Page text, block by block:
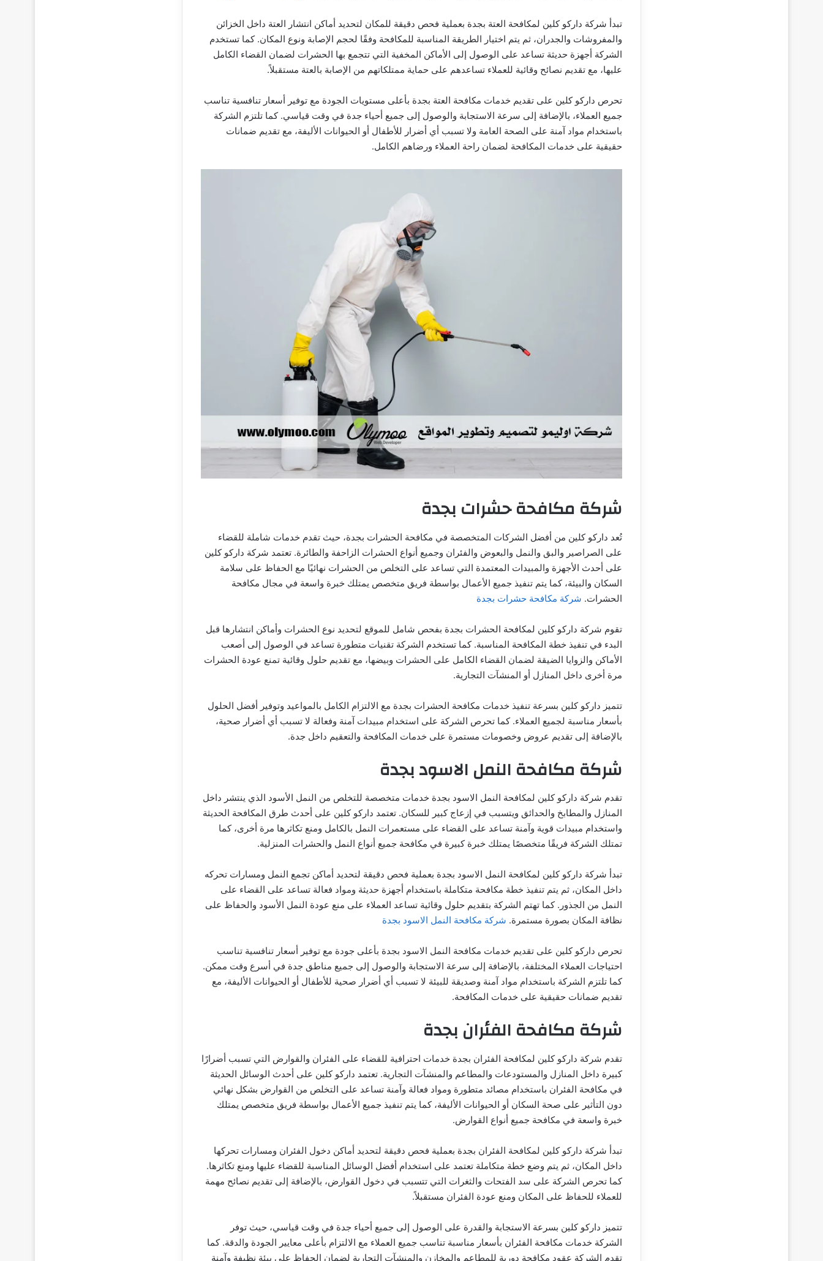
تبدأ شركة داركو كلين لمكافحة العتة بجدة بعملية فحص دقيقة للمكان لتحديد أماكن انتشار العتة داخل الخزائن
والمفروشات والجدران، ثم يتم اختيار الطريقة المناسبة للمكافحة وفقًا لحجم الإصابة ونوع المكان. كما تستخدم
الشركة أجهزة حديثة تساعد على الوصول إلى الأماكن المخفية التي تتجمع بها الحشرات لضمان القضاء الكامل
عليها، مع تقديم نصائح وقائية للعملاء تساعدهم على حماية ممتلكاتهم من الإصابة بالعتة مستقبلاً.
تحرص داركو كلين على تقديم خدمات مكافحة العتة بجدة بأعلى مستويات الجودة مع توفير أسعار تنافسية تناسب
جميع العملاء، بالإضافة إلى سرعة الاستجابة والوصول إلى جميع أحياء جدة في وقت قياسي. كما تلتزم الشركة
باستخدام مواد آمنة على الصحة العامة ولا تسبب أي أضرار للأطفال أو الحيوانات الأليفة، مع تقديم ضمانات
حقيقية على خدمات المكافحة لضمان راحة العملاء ورضاهم الكامل.
شركة مكافحة حشرات بجدة
تُعد داركو كلين من أفضل الشركات المتخصصة في مكافحة الحشرات بجدة، حيث تقدم خدمات شاملة للقضاء
على الصراصير والبق والنمل والبعوض والفئران وجميع أنواع الحشرات الزاحفة والطائرة. تعتمد شركة داركو كلين
على أحدث الأجهزة والمبيدات المعتمدة التي تساعد على التخلص من الحشرات نهائيًا مع الحفاظ على سلامة
السكان والبيئة، كما يتم تنفيذ جميع الأعمال بواسطة فريق متخصص يمتلك خبرة واسعة في مجال مكافحة
الحشرات. شركة مكافحة حشرات بجدة
تقوم شركة داركو كلين لمكافحة الحشرات بجدة بفحص شامل للموقع لتحديد نوع الحشرات وأماكن انتشارها قبل
البدء في تنفيذ خطة المكافحة المناسبة. كما تستخدم الشركة تقنيات متطورة تساعد في الوصول إلى أصعب
الأماكن والزوايا الضيقة لضمان القضاء الكامل على الحشرات وبيضها، مع تقديم حلول وقائية تمنع عودة الحشرات
مرة أخرى داخل المنازل أو المنشآت التجارية.
تتميز داركو كلين بسرعة تنفيذ خدمات مكافحة الحشرات بجدة مع الالتزام الكامل بالمواعيد وتوفير أفضل الحلول
بأسعار مناسبة لجميع العملاء. كما تحرص الشركة على استخدام مبيدات آمنة وفعالة لا تسبب أي أضرار صحية،
بالإضافة إلى تقديم عروض وخصومات مستمرة على خدمات المكافحة والتعقيم داخل جدة.
شركة مكافحة النمل الاسود بجدة
تقدم شركة داركو كلين لمكافحة النمل الاسود بجدة خدمات متخصصة للتخلص من النمل الأسود الذي ينتشر داخل
المنازل والمطابخ والحدائق ويتسبب في إزعاج كبير للسكان. تعتمد داركو كلين على أحدث طرق المكافحة الحديثة
واستخدام مبيدات قوية وآمنة تساعد على القضاء على مستعمرات النمل بالكامل ومنع تكاثرها مرة أخرى، كما
تمتلك الشركة فريقًا متخصصًا يمتلك خبرة كبيرة في مكافحة جميع أنواع النمل والحشرات المنزلية.
تبدأ شركة داركو كلين لمكافحة النمل الاسود بجدة بعملية فحص دقيقة لتحديد أماكن تجمع النمل ومسارات تحركه
داخل المكان، ثم يتم تنفيذ خطة مكافحة متكاملة باستخدام أجهزة حديثة ومواد فعالة تساعد على القضاء على
النمل من الجذور. كما تهتم الشركة بتقديم حلول وقائية تساعد العملاء على منع عودة النمل الأسود والحفاظ على
نظافة المكان بصورة مستمرة. شركة مكافحة النمل الاسود بجدة
تحرص داركو كلين على تقديم خدمات مكافحة النمل الاسود بجدة بأعلى جودة مع توفير أسعار تنافسية تناسب
احتياجات العملاء المختلفة، بالإضافة إلى سرعة الاستجابة والوصول إلى جميع مناطق جدة في أسرع وقت ممكن.
كما تلتزم الشركة باستخدام مواد آمنة وصديقة للبيئة لا تسبب أي أضرار صحية للأطفال أو الحيوانات الأليفة، مع
تقديم ضمانات حقيقية على خدمات المكافحة.
شركة مكافحة الفئران بجدة
تقدم شركة داركو كلين لمكافحة الفئران بجدة خدمات احترافية للقضاء على الفئران والقوارض التي تسبب أضرارًا
كبيرة داخل المنازل والمستودعات والمطاعم والمنشآت التجارية. تعتمد داركو كلين على أحدث الوسائل الحديثة
في مكافحة الفئران باستخدام مصائد متطورة ومواد فعالة وآمنة تساعد على التخلص من القوارض بشكل نهائي
دون التأثير على صحة السكان أو الحيوانات الأليفة، كما يتم تنفيذ جميع الأعمال بواسطة فريق متخصص يمتلك
خبرة واسعة في مكافحة جميع أنواع القوارض.
تبدأ شركة داركو كلين لمكافحة الفئران بجدة بعملية فحص دقيقة لتحديد أماكن دخول الفئران ومسارات تحركها
داخل المكان، ثم يتم وضع خطة متكاملة تعتمد على استخدام أفضل الوسائل المناسبة للقضاء عليها ومنع تكاثرها.
كما تحرص الشركة على سد الفتحات والثغرات التي تتسبب في دخول القوارض، بالإضافة إلى تقديم نصائح مهمة
للعملاء للحفاظ على المكان ومنع عودة الفئران مستقبلاً.
تتميز داركو كلين بسرعة الاستجابة والقدرة على الوصول إلى جميع أحياء جدة في وقت قياسي، حيث توفر
الشركة خدمات مكافحة الفئران بأسعار مناسبة تناسب جميع العملاء مع الالتزام بأعلى معايير الجودة والدقة. كما
تقدم الشركة عقود مكافحة دورية للمطاعم والمخازن والمنشآت التجارية لضمان الحفاظ على بيئة نظيفة وآمنة